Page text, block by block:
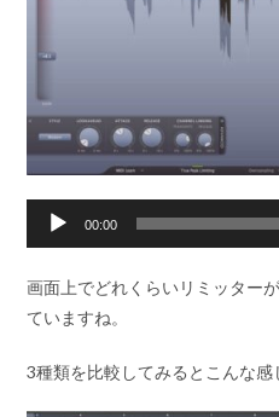
声
ヤ
00:00
画面上でどれくらいリミッター
ていますね。
3種類を比較してみるとこんな感